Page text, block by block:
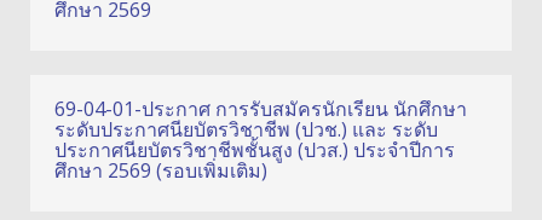
ศึกษา 2569
69-04-01-ประกาศ การรับสมัครนักเรียน นักศึกษา
ระดับประกาศนียบัตรวิชาชีพ (ปวช.) และ ระดับ
ประกาศนียบัตรวิชาชีพชั้นสูง (ปวส.) ประจำปีการ
ศึกษา 2569 (รอบเพิ่มเติม)